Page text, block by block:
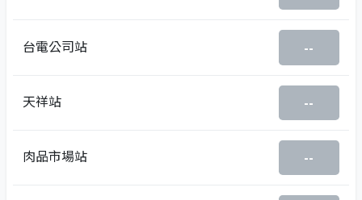
台電公司站 --
天祥站 --
肉品市場站 --